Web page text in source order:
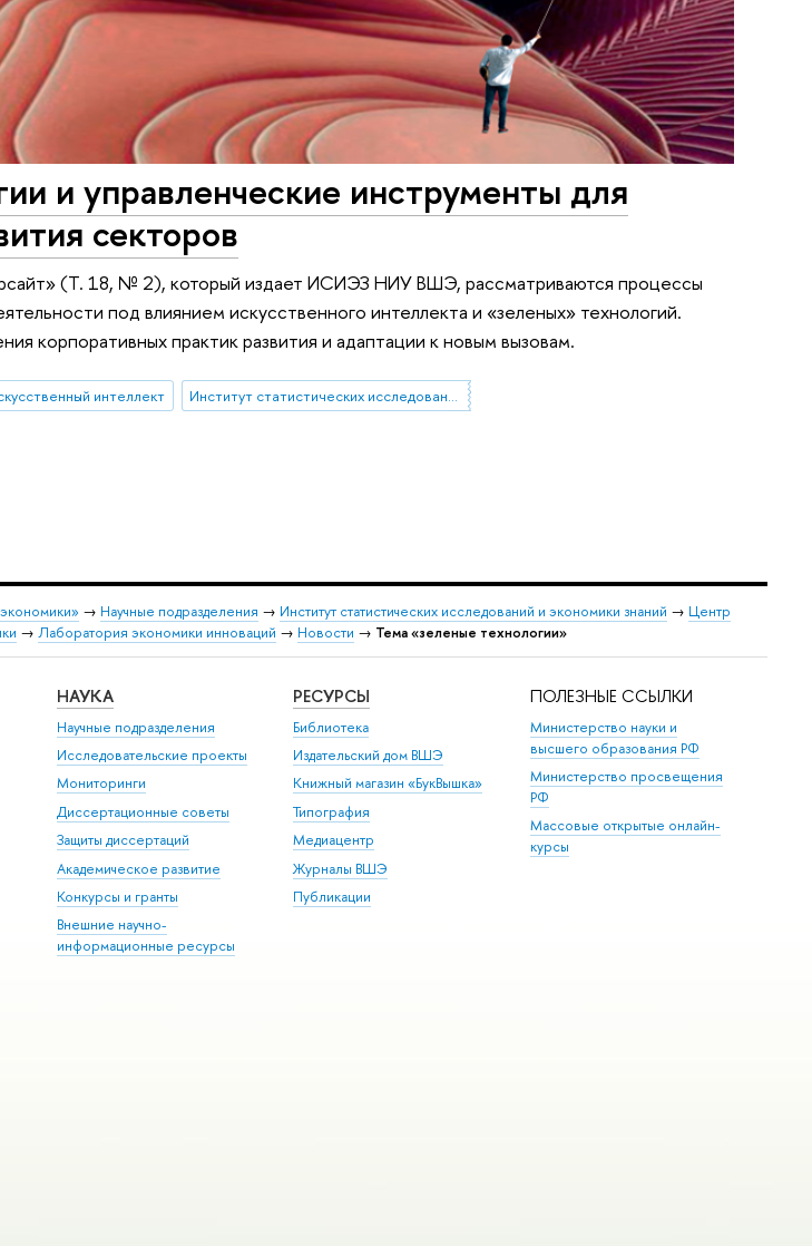
и управленческие инструменты для
секторов
(Т. 18, № 2), который издает ИСИЭЗ НИУ ВШЭ, рассматриваются процессы
под влиянием искусственного интеллекта и «зеленых» технологий.
корпоративных практик развития и адаптации к новым вызовам.
интеллект Институт статистических исследований и экономики знаний
→ Научные подразделения → Институт статистических исследований и экономики знаний → Центр
→ Лаборатория экономики инноваций → Новости → Тема «зеленые технологии»
НАУКА
Научные подразделения
Исследовательские проекты
Мониторинги
Диссертационные советы
Защиты диссертаций
Академическое развитие
Конкурсы и гранты
Внешние научно-
информационные ресурсы
РЕСУРСЫ
Библиотека
Издательский дом ВШЭ
Книжный магазин «БукВышка»
Типография
Медиацентр
Журналы ВШЭ
Публикации
ПОЛЕЗНЫЕ ССЫЛКИ
Министерство науки и
высшего образования РФ
Министерство просвещения
РФ
Массовые открытые онлайн-
курсы